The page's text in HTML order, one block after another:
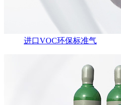
进口VOC环保标准气